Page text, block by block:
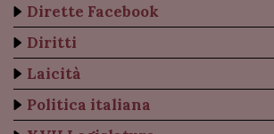
Dirette Facebook
Diritti
Laicità
Politica italiana